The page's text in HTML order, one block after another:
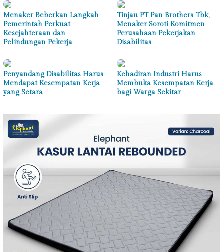
Menaker Beberkan Langkah
Pemerintah Perkuat
Kesejahteraan dan
Pelindungan Pekerja
Tinjau PT Pan Brothers Tbk,
Menaker Soroti Komitmen
Perusahaan Pekerjakan
Disabilitas
Penyandang Disabilitas Harus
Mendapat Kesempatan Kerja
yang Setara
Kehadiran Industri Harus
Membuka Kesempatan Kerja
bagi Warga Sekitar